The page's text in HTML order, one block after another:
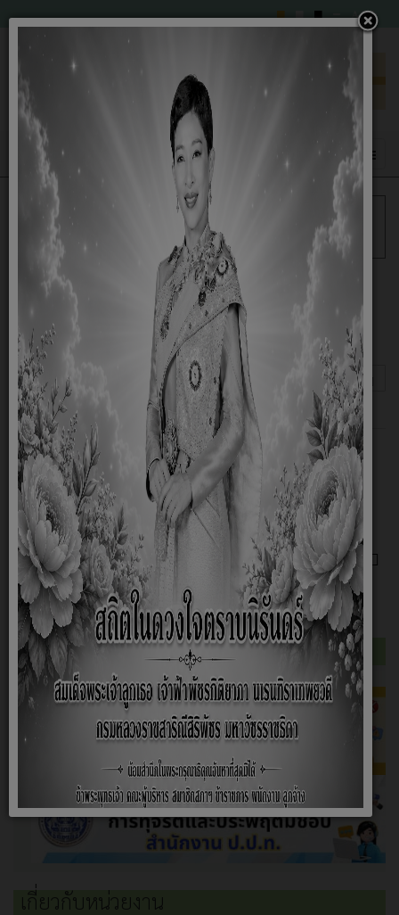
เข้าสู่ระบบ
Forum Recent Topics
กระทู้ล่าสุด
1
ชื่อกระทู้
ไม่มีหัวข้อแสดง
1
Forum
Recent Topics
เวลาที่ใช้ในการสร้างหน้าเว็บ: 0.047 วินาที
ขับเคลื่อนโดย
ระบบฟอรัม Kunena
แจ้งทุจริตภาครัฐ
เกี่ยวกับหน่วยงาน